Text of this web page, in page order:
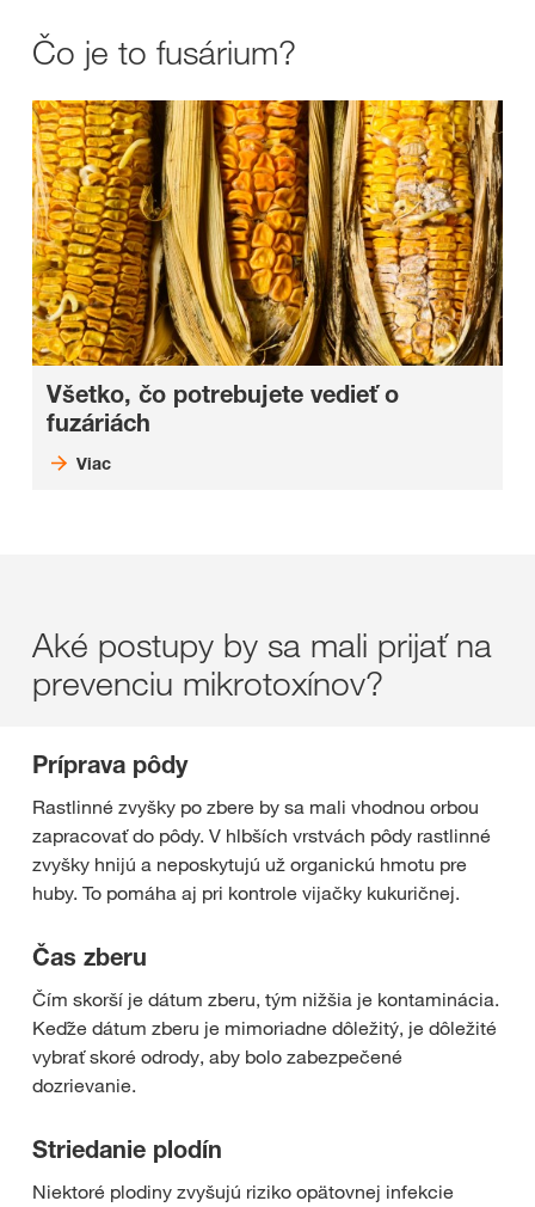
Čo je to fusárium?
Všetko, čo potrebujete vedieť o
fuzáriách
Viac
Aké postupy by sa mali prijať na
prevenciu mikrotoxínov?
Príprava pôdy
Rastlinné zvyšky po zbere by sa mali vhodnou orbou
zapracovať do pôdy. V hlbších vrstvách pôdy rastlinné
zvyšky hnijú a neposkytujú už organickú hmotu pre
huby. To pomáha aj pri kontrole vijačky kukuričnej.
Čas zberu
Čím skorší je dátum zberu, tým nižšia je kontaminácia.
Keďže dátum zberu je mimoriadne dôležitý, je dôležité
vybrať skoré odrody, aby bolo zabezpečené
dozrievanie.
Striedanie plodín
Niektoré plodiny zvyšujú riziko opätovnej infekcie